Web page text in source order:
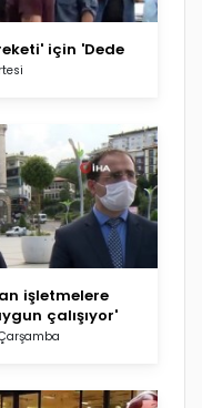
için 'Dede
işletmelere
çalışıyor'